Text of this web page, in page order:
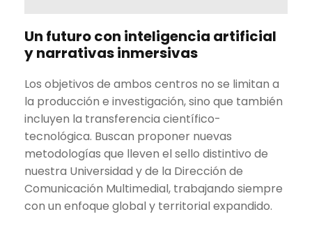
Un futuro con inteligencia artificial
y narrativas inmersivas
Los objetivos de ambos centros no se limitan a
la producción e investigación, sino que también
incluyen la transferencia científico-
tecnológica. Buscan proponer nuevas
metodologías que lleven el sello distintivo de
nuestra Universidad y de la Dirección de
Comunicación Multimedial, trabajando siempre
con un enfoque global y territorial expandido.